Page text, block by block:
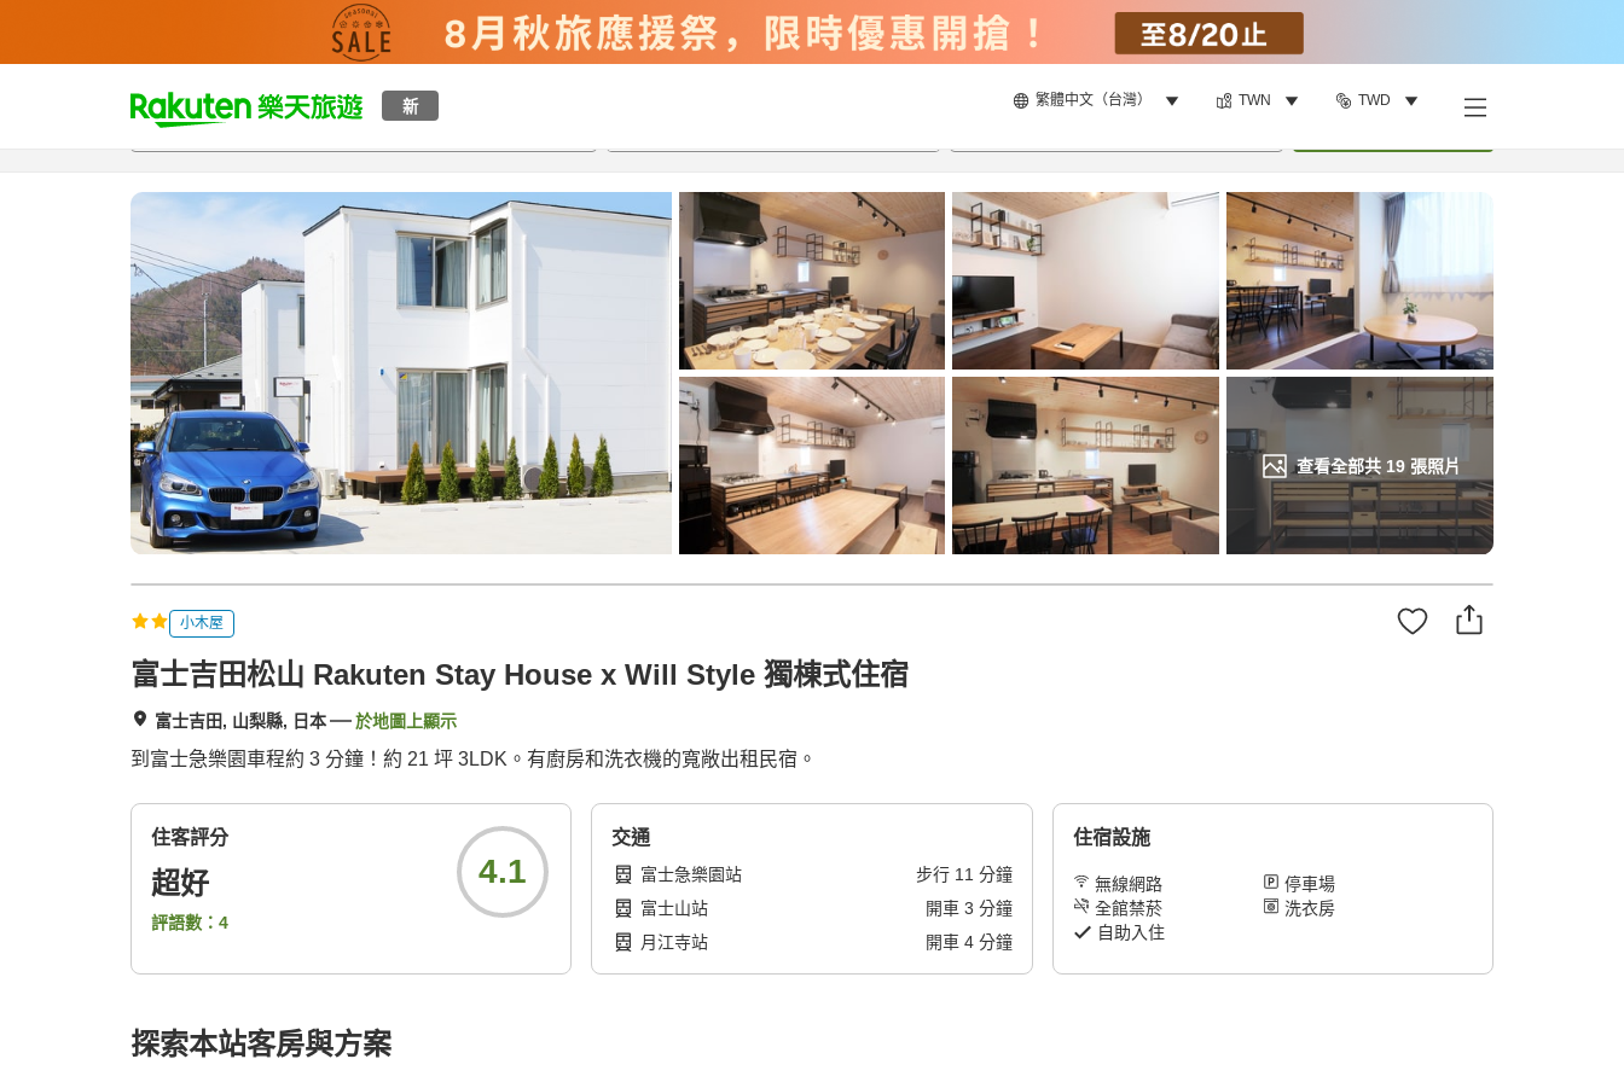
新 繁體中文（台灣） TWN TWD
t
p
a
e
_
s
e
a
r
c
h
查看全部共 19張照片
總覽客房與方案評語設施
小木屋
富士吉田松山 Rakuten Stay House x Will Style 獨棟式住宿
富士吉田, 山梨縣, 日本 於地圖上顯示
到富士急樂園車程約 3 分鐘！約 21 坪 3LDK。有廚房和洗衣機的寬敞出租民宿。
住客評分
超好
評語數： 4
4.1
交通
富士急樂園站 步行 11 分鐘
富士山站
開車 3 分鐘
月江寺站
開車 4分鐘
住宿設施
無線網路
停車場
全館禁菸
洗衣房
自助入住
探索本站客房與方案